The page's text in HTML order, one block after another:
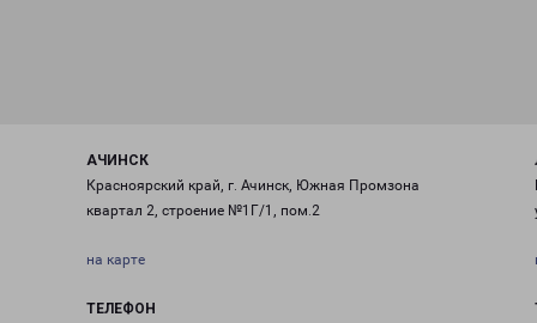
АЧИНСК
Красноярский край, г. Ачинск, Южная Промзона
квартал 2, строение №1Г/1, пом.2
на карте
ТЕЛЕФОН